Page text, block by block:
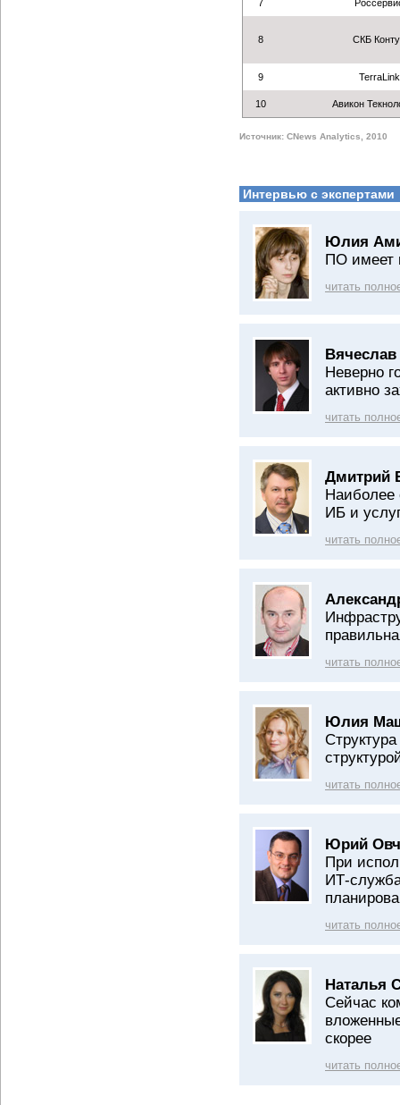
7
8 СКБ
9 TerraLink
10 Авикон
Источник: CNews Analytics, 2010
Интервью с экспертами
Юлия
ПО имеет
читать
Неверно
активно
читать
Дмитрий
Наиболее
ИБ и
читать
читать
Юлия
читать
Юрий
При
ИТ-
читать
Наталья
Сейчас
скорее
читать